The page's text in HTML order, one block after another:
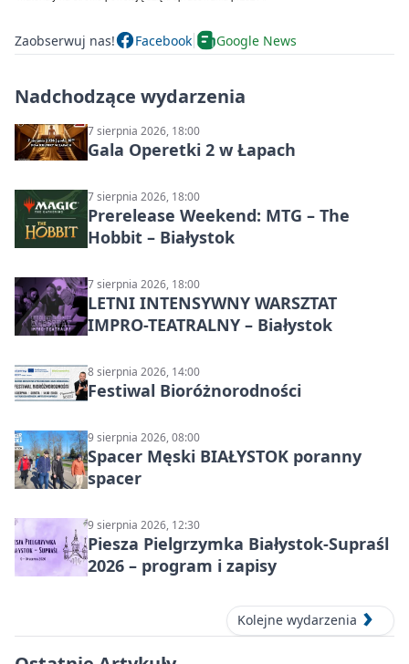
Zaobserwuj nas! Facebook Google News
Nadchodzące wydarzenia
7 sierpnia 2026, 18:00
Gala Operetki 2 w Łapach
7 sierpnia 2026, 18:00
Prerelease Weekend: MTG – The
Hobbit – Białystok
7 sierpnia 2026, 18:00
LETNI INTENSYWNY WARSZTAT
IMPRO-TEATRALNY – Białystok
8 sierpnia 2026, 14:00
Festiwal Bioróżnorodności
9 sierpnia 2026, 08:00
Spacer Męski BIAŁYSTOK poranny
spacer
9 sierpnia 2026, 12:30
Piesza Pielgrzymka Białystok-Supraśl
2026 – program i zapisy
Kolejne wydarzenia